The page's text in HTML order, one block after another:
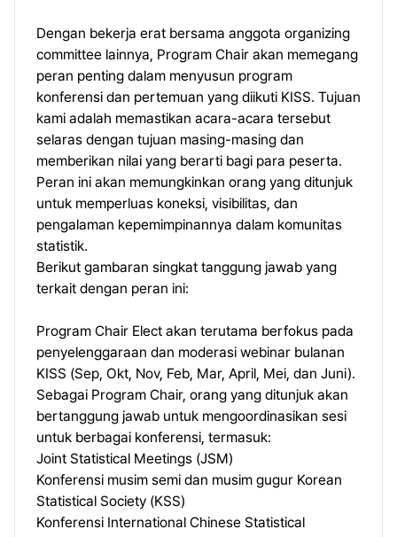
Dengan bekerja erat bersama anggota organizing
committee lainnya, Program Chair akan memegang
peran penting dalam menyusun program
konferensi dan pertemuan yang diikuti KISS. Tujuan
kami adalah memastikan acara-acara tersebut
selaras dengan tujuan masing-masing dan
memberikan nilai yang berarti bagi para peserta.
Peran ini akan memungkinkan orang yang ditunjuk
untuk memperluas koneksi, visibilitas, dan
pengalaman kepemimpinannya dalam komunitas
statistik.
Berikut gambaran singkat tanggung jawab yang
terkait dengan peran ini:
Program Chair Elect akan terutama berfokus pada
penyelenggaraan dan moderasi webinar bulanan
KISS (Sep, Okt, Nov, Feb, Mar, April, Mei, dan Juni).
Sebagai Program Chair, orang yang ditunjuk akan
bertanggung jawab untuk mengoordinasikan sesi
untuk berbagai konferensi, termasuk:
Joint Statistical Meetings (JSM)
Konferensi musim semi dan musim gugur Korean
Statistical Society (KSS)
Konferensi International Chinese Statistical